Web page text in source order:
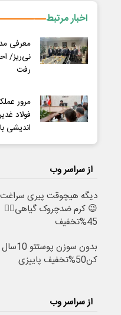
اخبار مرتبط
معرفی
نی‌ریز/
رفت
فولاد
اندیشی
از سراسر وب
دیگه هیچوقت پیری سراغت
😉 کرم ضدچروک گیاهی👈🏻
45%تخفیف
بدون سوزن
کن50%تخفیف پاییزی
از سراسر وب